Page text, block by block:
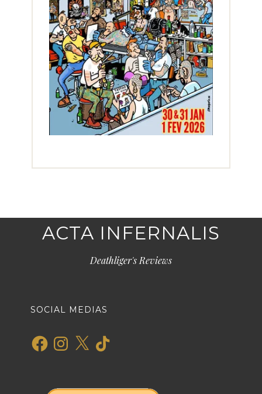
ACTA INFERNALIS
Deathliger's Reviews
SOCIAL MEDIAS
FacebookInstagram
X TikTok